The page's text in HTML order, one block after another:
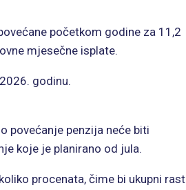
početkom godine za 11,2
mjesečne isplate.
godinu.
povećanje penzija neće biti
koje je planirano od jula.
procenata, čime bi ukupni rast